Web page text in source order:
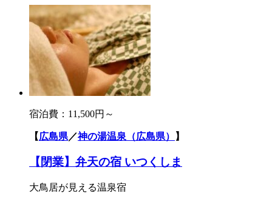
宿泊費： 11,500円～
【広島県／神の湯温泉（広島県） 】
【閉業】弁天の宿 いつくしま
大鳥居が見える温泉宿